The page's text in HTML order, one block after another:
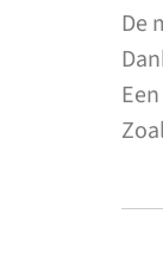
De